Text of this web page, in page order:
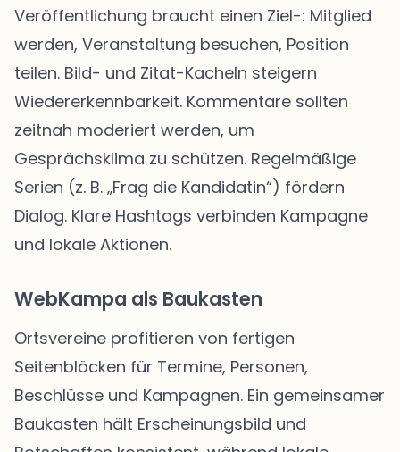
Veröffentlichung braucht einen Ziel-: Mitglied
werden, Veranstaltung besuchen, Position
teilen. Bild- und Zitat-Kacheln steigern
Wiedererkennbarkeit. Kommentare sollten
zeitnah moderiert werden, um
Gesprächsklima zu schützen. Regelmäßige
Serien (z. B. „Frag die Kandidatin“) fördern
Dialog. Klare Hashtags verbinden Kampagne
und lokale Aktionen.
WebKampa als Baukasten
Ortsvereine profitieren von fertigen
Seitenblöcken für Termine, Personen,
Beschlüsse und Kampagnen. Ein gemeinsamer
Baukasten hält Erscheinungsbild und